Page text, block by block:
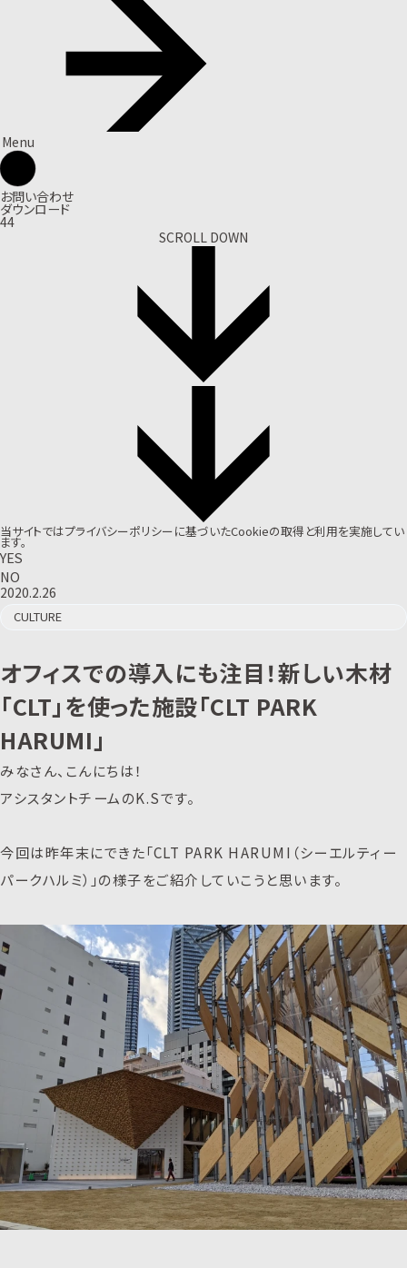
Menu
お問い合わせ
ダウンロード
44
SCROLL DOWN
当サイトではプライバシーポリシーに基づいたCookieの取得と利用を実施してい
ます。
YES
NO
2020.2.26
CULTURE
オフィスでの導入にも注目！新しい木材
「CLT」を使った施設「CLT PARK
HARUMI」
みなさん、こんにちは！
アシスタントチームのK.Sです。
今回は昨年末にできた「CLT PARK HARUMI（シーエルティー
パークハルミ）」の様子をご紹介していこうと思います。